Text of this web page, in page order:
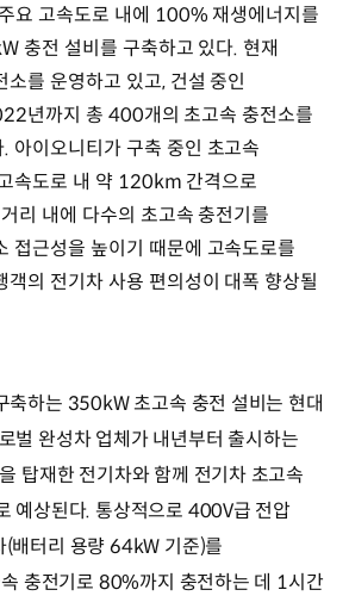
요 고속도로 내에 100% 재생에너지를
충전 설비를 구축하고 있다. 현재
를 운영하고 있고, 건설 중인
년까지 총 400개의 초고속 충전소를
아이오니티가 구축 중인 초고속
속도로 내 약 120km 간격으로
리 내에 다수의 초고속 충전기를
접근성을 높이기 때문에 고속도로를
객의 전기차 사용 편의성이 대폭 향상될
축하는 350kW 초고속 충전 설비는 현대
벌 완성차 업체가 내년부터 출시하는
탑재한 전기차와 함께 전기차 초고속
예상된다. 통상적으로 400V급 전압
(배터리 용량 64kW 기준)를
충전기로 80%까지 충전하는 데 1시간